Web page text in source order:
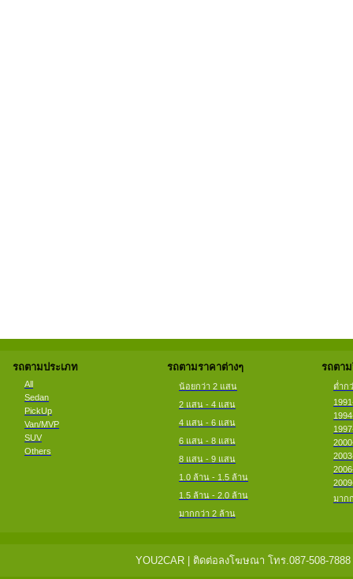
รถตามประเภท
All
Sedan
PickUp
Van/MVP
SUV
Others
รถตามราคาต่างๆ
น้อยกว่า 2 แสน
2 แสน - 4 แสน
4 แสน - 6 แสน
6 แสน - 8 แสน
8 แสน - 9 แสน
1.0 ล้าน - 1.5 ล้าน
1.5 ล้าน - 2.0 ล้าน
มากกว่า 2 ล้าน
รถตา
ต่ำก
มาก
YOU2CAR | ติดต่อลงโฆษณา โทร.087-508-